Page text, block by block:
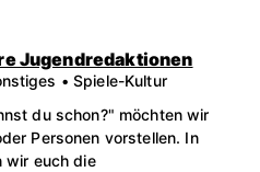
Jugendredaktionen
• Spiele-Kultur
du schon?" möchten wir
Personen vorstellen. In
wir euch die